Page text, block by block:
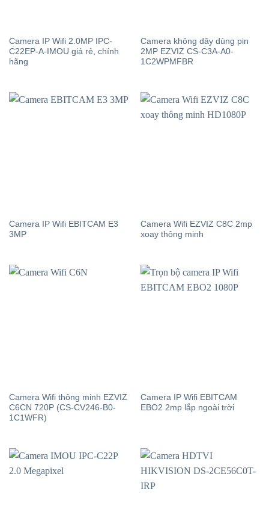
Camera IP Wifi 2.0MP IPC-
C22EP-A-IMOU giá rẻ, chính
hãng
Camera không dây dùng pin
2MP EZVIZ CS-C3A-A0-
1C2WPMFBR
Camera IP Wifi EBITCAM E3
3MP
Camera Wifi EZVIZ C8C 2mp
xoay thông minh
Camera Wifi thông minh EZVIZ
C6CN 720P (CS-CV246-B0-
1C1WFR)
Camera IP Wifi EBITCAM
EBO2 2mp lắp ngoài trời